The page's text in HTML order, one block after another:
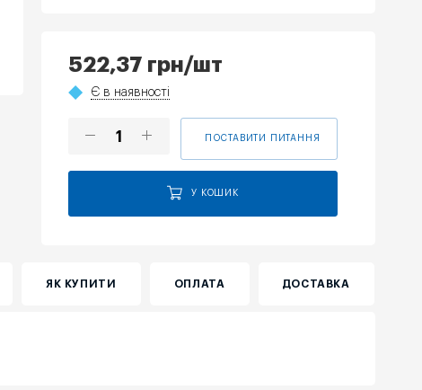
522,37 грн/шт
Є в наявності
ПОСТАВИТИ ПИТАННЯ
У КОШИК
ЯК КУПИТИ ОПЛАТА ДОСТАВКА